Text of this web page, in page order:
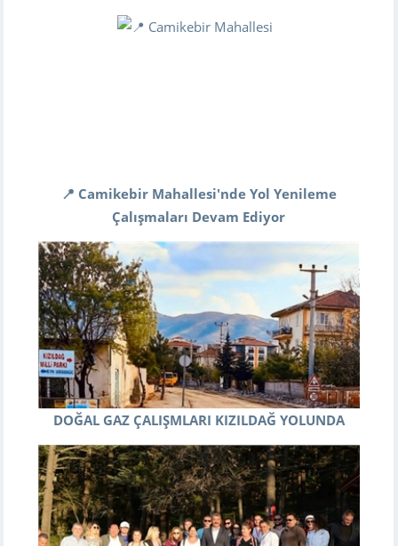
📍 Camikebir Mahallesi'nde Yol Yenileme
Çalışmaları Devam Ediyor
DOĞAL GAZ ÇALIŞMLARI KIZILDAĞ YOLUNDA